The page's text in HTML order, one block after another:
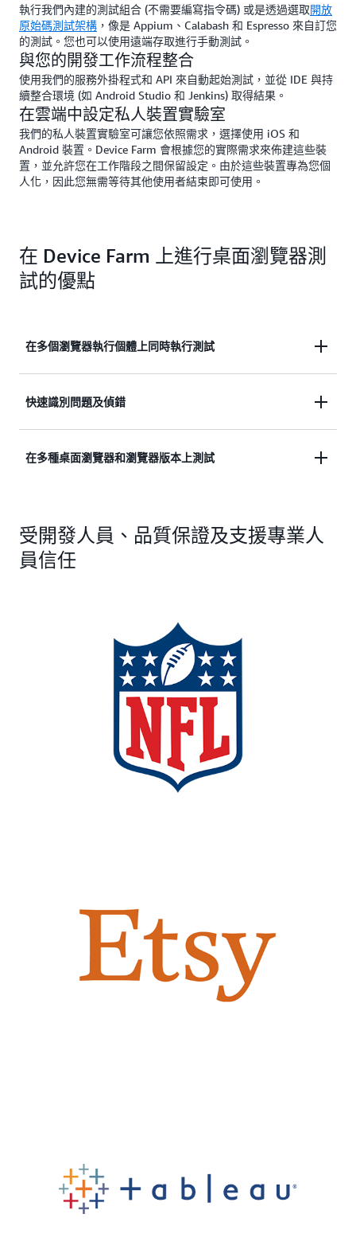
執行我們內建的測試組合 (不需要編寫指令碼) 或是透過選取開放
原始碼測試架構 ，像是 Appium、Calabash 和 Espresso 來自訂您
的測試。您也可以使用遠端存取進行手動測試。
與您的開發工作流程整合
使用我們的服務外掛程式和 API 來自動起始測試，並從 IDE 與持
續整合環境 (如 Android Studio 和 Jenkins) 取得結果。
在雲端中設定私人裝置實驗室
我們的私人裝置實驗室可讓您依照需求，選擇使用 iOS 和
Android 裝置。Device Farm 會根據您的實際需求來佈建這些裝
置，並允許您在工作階段之間保留設定。由於這些裝置專為您個
人化，因此您無需等待其他使用者結束即可使用。
在 Device Farm 上進行桌面瀏覽器測
試的優點
在多個瀏覽器執行個體上同時執行測試
Device Farm 中的全受管瀏覽器網格可根據需要擴
行多個測試，而不必擔心擴展時會產生任何額外費
快速識別問題及偵錯
使用 Device Farm 產生的影片、主控台日誌、操作日
在多種桌面瀏覽器和瀏覽器版本上測試
Firefox，以確保 Web 應用程式在不同的瀏覽器環境
中能夠正常執行。
受開發人員、品質保證及支援專業人
員信任